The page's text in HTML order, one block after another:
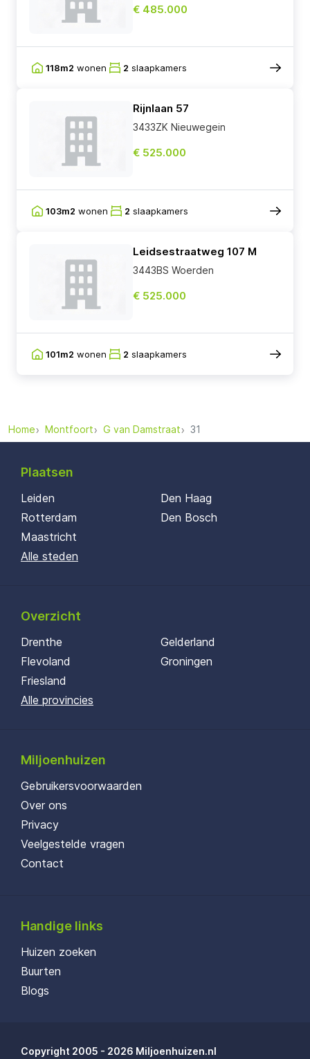
€ 485.000
118m2 wonen 2 slaapkamers
Rijnlaan 57
3433ZK Nieuwegein
€ 525.000
103m2 wonen 2 slaapkamers
Leidsestraatweg 107 M
3443BS Woerden
€ 525.000
101m2 wonen 2 slaapkamers
Home Montfoort G van Damstraat 31
Plaatsen
Leiden
Rotterdam
Maastricht
Den Haag
Den Bosch
Alle steden
Overzicht
Drenthe
Flevoland
Friesland
Gelderland
Groningen
Alle provincies
Miljoenhuizen
Gebruikersvoorwaarden
Over ons
Privacy
Veelgestelde vragen
Contact
Handige links
Huizen zoeken
Buurten
Blogs
Copyright 2005 - 2026 Miljoenhuizen.nl